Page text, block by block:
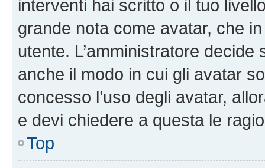
interventi hai scritto o il tuo
grande nota come avatar, che
utente. L’amministratore
anche il modo in cui gli avatar
concesso l’uso degli avatar,
e devi chiedere a questa le
Top